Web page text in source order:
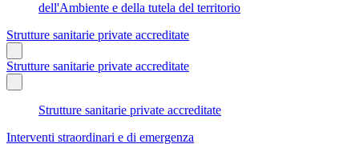
dell'Ambiente e della tutela del territorio
Strutture sanitarie private accreditate
Strutture sanitarie private accreditate
Strutture sanitarie private accreditate
Interventi straordinari e di emergenza